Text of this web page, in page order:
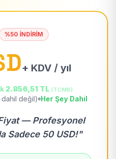
%50 İNDİRİM
+ KDV / yıl
2.856,51 TL (TCMB)
dahil değil) Her Şey Dahil
— Profesyonel
Sadece 50 USD!"